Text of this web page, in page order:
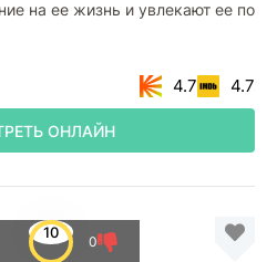
на ее жизнь и увлекают ее по
ОНЛАЙН
4.7 4.7
10
0